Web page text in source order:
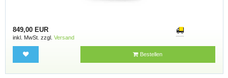
849,00 EUR
inkl. MwSt. zzgl. Versand
Bestellen